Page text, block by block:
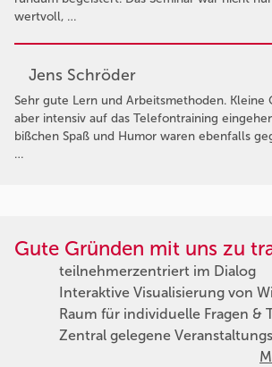
wertvoll, …
Jens Schröder
Sehr gute Lern und Arbeitsmethoden. Kleine
aber intensiv auf das Telefontraining
bißchen Spaß und Humor waren ebenfalls
…
Gute Gründen mit uns zu
teilnehmerzentriert im Dialog
Interaktive Visualisierung von
Raum für individuelle Fragen &
Zentral gelegene